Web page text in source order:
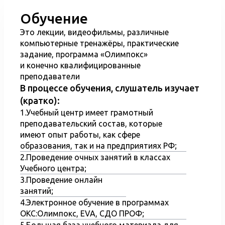
Практику слушатели проходят самостоятельно на
производстве.
После прохождения всего курса обучения, проходи
квалификационный экзамен. По итогам экзамена
слушателю присваивается разряд и выдается
удостоверение установленного образца.
Обратиться в Учебный центр Вы можете по
телефонам указанным на сайте, составив онлайн-
заявку или лично посетив Учебный центр.
Обучение
Это лекции, видеофильмы, различные
компьютерные тренажёры, практические
задание, программа «Олимпокс»
и конечно квалифицированные
преподаватели
В процессе обучения, слушатель изучает
(кратко):
1.Учебный центр имеет грамотный
преподавательский состав, которые
имеют опыт работы, как сфере
образования, так и на предприятиях РФ;
2.Проведение очных занятий в классах
Учебного центра;
3.Проведение онлайн
занятий;
4.Электронное обучение в программах
ОКС:Олимпокс, EVA, СДО ПРОФ;